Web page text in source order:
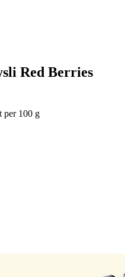
Red Berries
per 100 g